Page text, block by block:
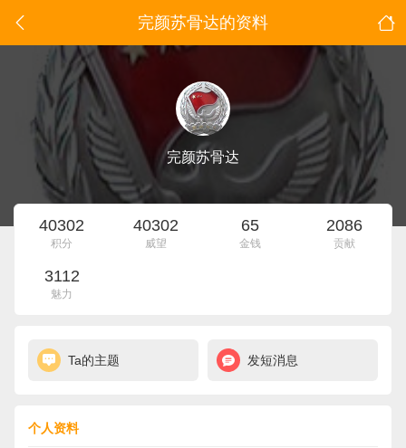
完颜苏骨达的资料
完颜苏骨达
40302
积分
40302
威望
65
金钱
2086
贡献
3112
魅力
Ta的主题 发短消息
个人资料